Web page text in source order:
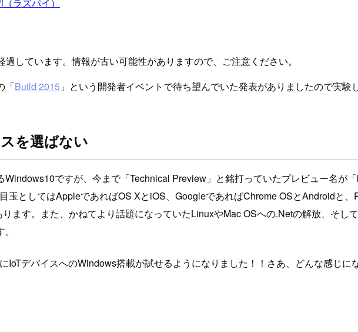
ラズパイ）
しています。情報が古い可能性がありますので、ご注意ください。
「Build 2015 」という開発者イベントで待ち望んでいた発表がありましたので実験
を選ばない
Windows10ですが、今まで「Technical Preview」と銘打っていたプレビュー名が「
玉としてはAppleであればOS XとiOS、GoogleであればChrome OSとAndroidと
ます。また、かねてより話題になっていたLinuxやMac OSへの.Netの解放、そして
IoTデバイスへのWindows搭載が試せるようになりました！！さあ、どんな感じに